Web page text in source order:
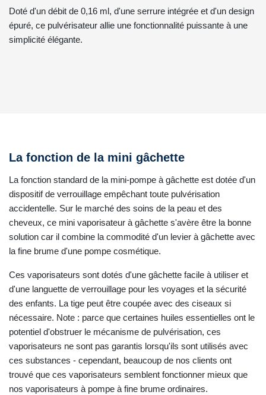
Doté d'un débit de 0,16 ml, d'une serrure intégrée et d'un design
épuré, ce pulvérisateur allie une fonctionnalité puissante à une
simplicité élégante.
La fonction de la mini gâchette
La fonction standard de la mini-pompe à gâchette est dotée d'un
dispositif de verrouillage empêchant toute pulvérisation
accidentelle. Sur le marché des soins de la peau et des
cheveux, ce mini vaporisateur à gâchette s'avère être la bonne
solution car il combine la commodité d'un levier à gâchette avec
la fine brume d'une pompe cosmétique.
Ces vaporisateurs sont dotés d'une gâchette facile à utiliser et
d'une languette de verrouillage pour les voyages et la sécurité
des enfants. La tige peut être coupée avec des ciseaux si
nécessaire. Note : parce que certaines huiles essentielles ont le
potentiel d'obstruer le mécanisme de pulvérisation, ces
vaporisateurs ne sont pas garantis lorsqu'ils sont utilisés avec
ces substances - cependant, beaucoup de nos clients ont
trouvé que ces vaporisateurs semblent fonctionner mieux que
nos vaporisateurs à pompe à fine brume ordinaires.